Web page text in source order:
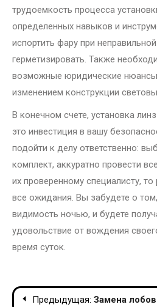
трудоемкость процесса
определенных навыков и
испортить фару при
герметизировать. Также
возможные юридические
изменением конструкции
В конечном счете, установка
это инвестиция в вашу
подойти к делу ответственно:
комплект, аккуратно провести
их проверенному специалисту, то
все ожидания. Вы забудете о
видимость ночью, и будете
удовольствие от вождения
время суток.
Навигация
Предыдущая: Замена